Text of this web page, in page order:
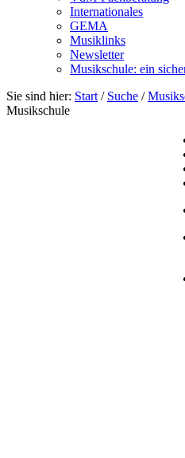
Internationales
GEMA
Musiklinks
Newsletter
Musikschule: ein
Sie sind hier: Start / Suche /
Musikschule